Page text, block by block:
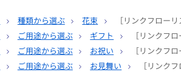
種類から選ぶ 花束
［リンクフロー
ご用途から選ぶ ギフト
［リンクフ
ご用途から選ぶ お祝い
［リンクフ
ご用途から選ぶ お見舞い
［リンク